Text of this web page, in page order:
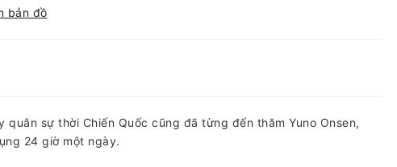
bản đồ
sự thời Chiến Quốc cũng đã từng đến thăm Yuno Onsen,
24 giờ một ngày.